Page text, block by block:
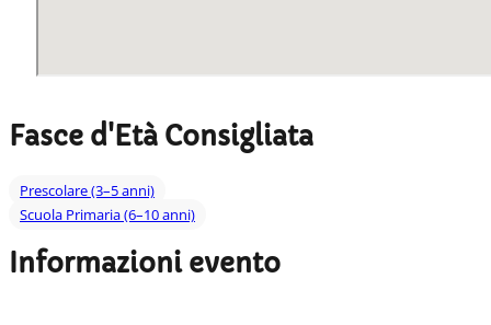
Fasce d'Età Consigliata
Prescolare (3–5 anni)
Scuola Primaria (6–10 anni)
Informazioni evento